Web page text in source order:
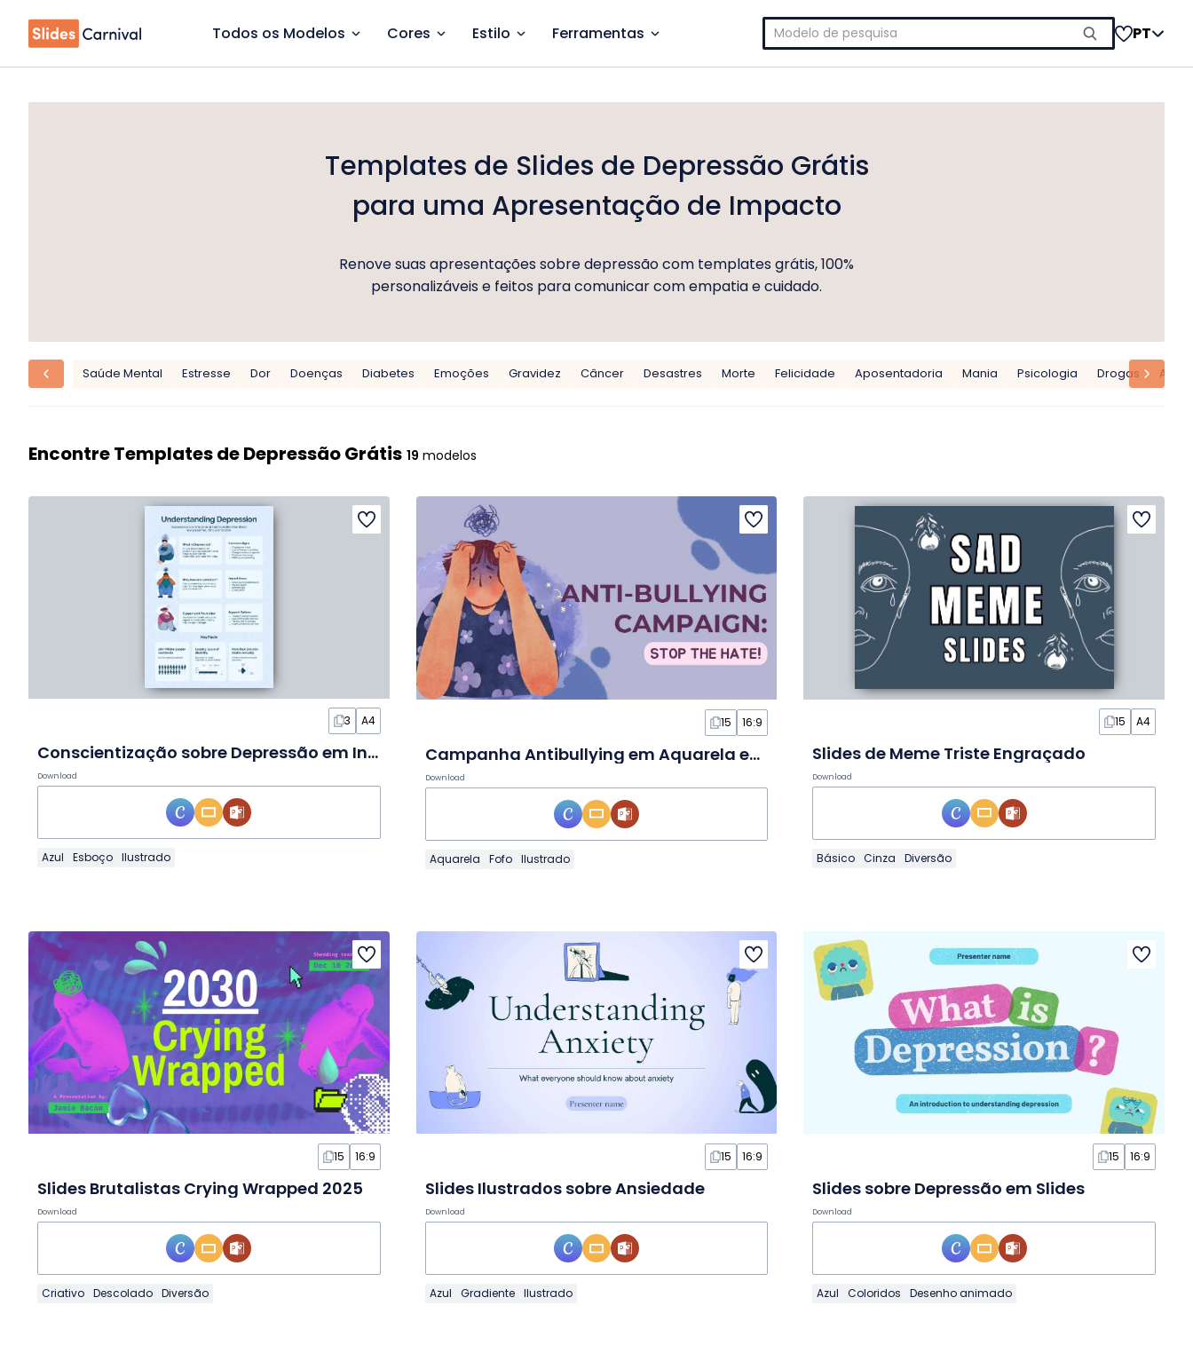
Todos os Modelos Cores Estilo Ferramentas
Pesquisar
por:
PT
Templates de Slides de Depressão Grátis
para uma Apresentação de Impacto
Renove suas apresentações sobre depressão com templates grátis, 100%
personalizáveis e feitos para comunicar com empatia e cuidado.
Saúde Mental Estresse Dor Doenças Diabetes Emoções Gravidez Câncer Desastres Morte Felicidade Aposentadoria Mania Psicologia Drogas Amor
Encontre Templates de Depressão Grátis 19 modelos
3 A4
Conscientização sobre Depressão em Infográfico
Download
Azul Esboço Ilustrado
15 16:9
Campanha Antibullying em Aquarela em Slides
Download
Aquarela Fofo Ilustrado
15 A4
Slides de Meme Triste Engraçado
Download
Básico Cinza Diversão
15 16:9
Slides Brutalistas Crying Wrapped 2025
Download
Criativo Descolado Diversão
15 16:9
Slides Ilustrados sobre Ansiedade
Download
Azul Gradiente Ilustrado
15 16:9
Slides sobre Depressão em Slides
Download
Azul Coloridos Desenho animado